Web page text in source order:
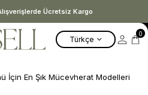
Ücretsiz Kargo
Türkçe
0
İçin En Şık Mücevherat Modelleri